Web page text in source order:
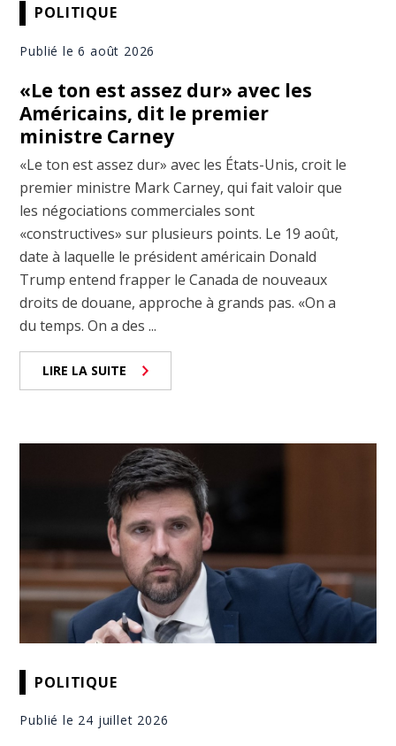
POLITIQUE
Publié le 6 août 2026
«Le ton est assez dur» avec les
Américains, dit le premier
ministre Carney
«Le ton est assez dur» avec les États-Unis, croit le
premier ministre Mark Carney, qui fait valoir que
les négociations commerciales sont
«constructives» sur plusieurs points. Le 19 août,
date à laquelle le président américain Donald
Trump entend frapper le Canada de nouveaux
droits de douane, approche à grands pas. «On a
du temps. On a des ...
LIRE LA SUITE
POLITIQUE
Publié le 24 juillet 2026